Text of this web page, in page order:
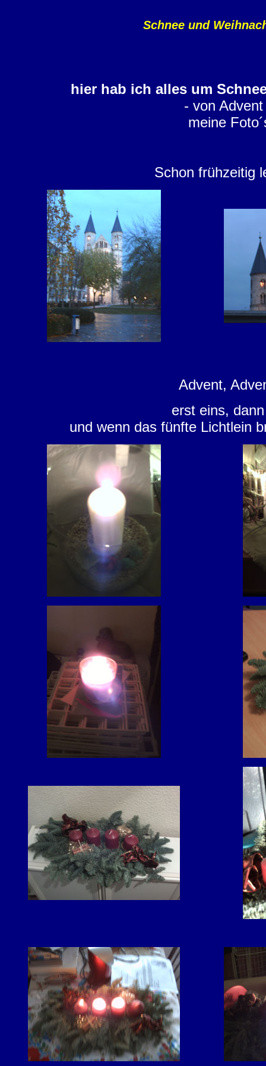
Schnee und
hier hab ich alles um
- von
meine
Schon frühzeitig
Advent,
erst eins,
und wenn das fünfte Lichtlein